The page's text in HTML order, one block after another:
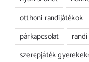
otthoni randijátékok
párkapcsolat
szerepjáték